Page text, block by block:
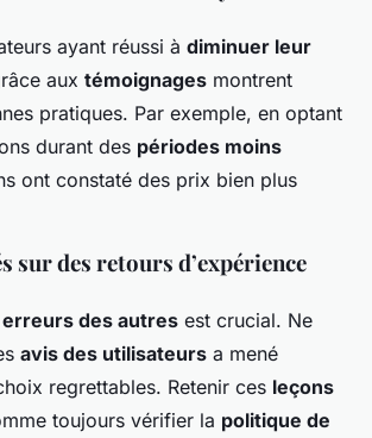
ayant réussi à diminuer leur
aux témoignages montrent
pratiques. Par exemple, en optant
durant des périodes moins
ont constaté des prix bien plus
sur des retours d’expérience
erreurs des autres est crucial. Ne
avis des utilisateurs a mené
regrettables. Retenir ces leçons
toujours vérifier la politique de